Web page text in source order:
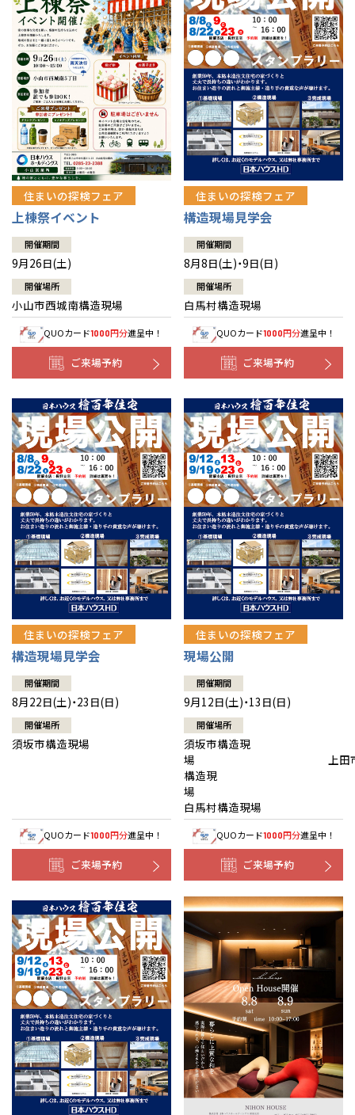
住まいの探検フェア
上棟祭イベント
開催期間
9月26日(土)
開催場所
小山市西城南構造現場
QUOカード1000円分進呈中！
ご来場予約
住まいの探検フェア
構造現場見学会
開催期間
8月8日(土)・9日(日)
開催場所
白馬村構造現場
QUOカード1000円分進呈中！
ご来場予約
住まいの探検フェア
構造現場見学会
開催期間
8月22日(土)・23日(日)
開催場所
須坂市構造現場
QUOカード1000円分進呈中！
ご来場予約
住まいの探検フェア
現場公開
開催期間
9月12日(土)・13日(日)
開催場所
須坂市構造現
場 上田
構造現
白馬村構造現場
QUOカード1000円分進呈中！
ご来場予約